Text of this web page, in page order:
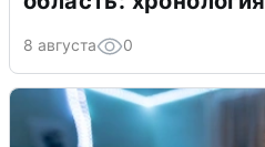
8 августа 0